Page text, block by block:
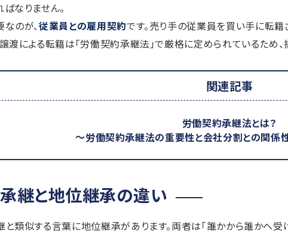
なりません。
のが、従業員との雇用契約です。売り手の従業員を買い手に転
渡による転籍は「労働契約承継法」で厳格に定められているため、
関連記事
労働契約承継法とは？
～労働契約承継法の重要性と会社分割との関係
継と地位継承の違い
類似する言葉に地位継承があります。両者は「誰かから誰かへ受